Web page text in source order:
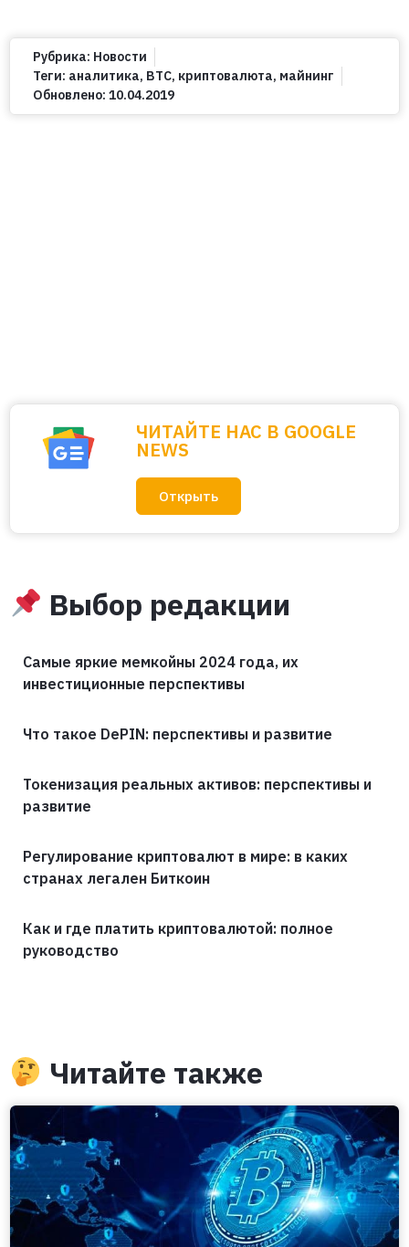
Рубрика: Новости
Теги: аналитика, ВТС, криптовалюта, майнинг
Обновлено: 10.04.2019
ЧИТАЙТЕ НАС В GOOGLE
NEWS
Открыть
Выбор редакции
Самые яркие мемкойны 2024 года, их
инвестиционные перспективы
Что такое DePIN: перспективы и развитие
Токенизация реальных активов: перспективы и
развитие
Регулирование криптовалют в мире: в каких
странах легален Биткоин
Как и где платить криптовалютой: полное
руководство
Читайте также